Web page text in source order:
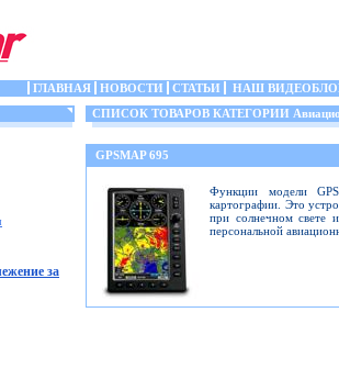
ГЛАВНАЯ НОВОСТИ СТАТЬИ
НАШ
за
СПИСОК ТОВАРОВ КАТЕГОРИИ
GPSMAP 695
Функции модели
картографии. Это
при солнечном свете
персональной